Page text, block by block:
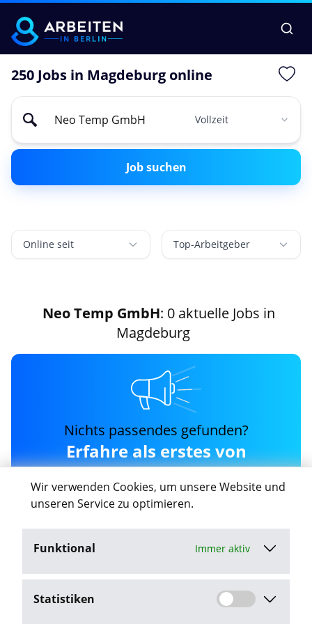
Wir verwenden Cookies, um unsere Website und
unseren Service zu optimieren.
Funktional Immer aktiv
Statistiken
250 Jobs in Magdeburg online
Job suchen
Online seit Top-Arbeitgeber
Neo Temp GmbH: 0 aktuelle Jobs in
Magdeburg
Nichts passendes gefunden?
Erfahre als erstes von
neuen neo-temp-gmbh
Jobs in Magdeburg